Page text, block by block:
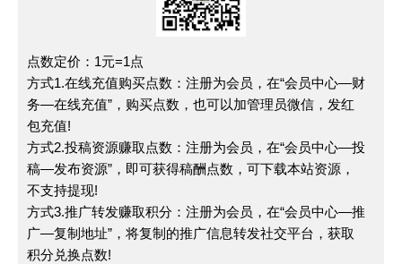
点数定价：1元=1点
方式1.在线充值购买点数：注册为会员，在“会员中心—财
务—在线充值”，购买点数，也可以加管理员微信，发红
包充值!
方式2.投稿资源赚取点数：注册为会员，在“会员中心—投
稿—发布资源”，即可获得稿酬点数，可下载本站资源，
不支持提现!
方式3.推广转发赚取积分：注册为会员，在“会员中心—推
广—复制地址”，将复制的推广信息转发社交平台，获取
积分兑换点数!